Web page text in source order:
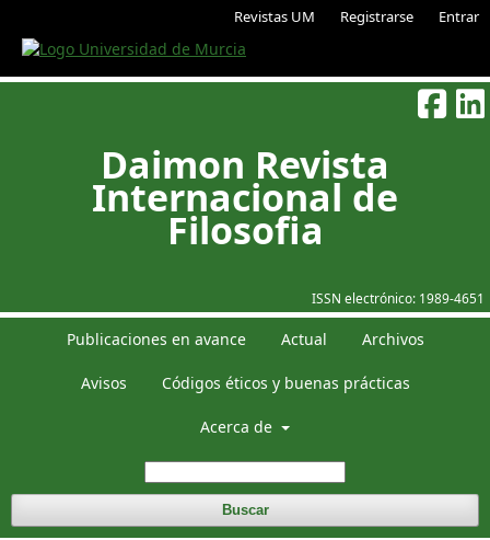
Revistas UM Registrarse Entrar
ISSN electrónico: 1989-4651
Daimon Revista
Internacional de
Filosofia
Publicaciones en avance Actual Archivos
Avisos Códigos éticos y buenas prácticas
Acerca de
Buscar